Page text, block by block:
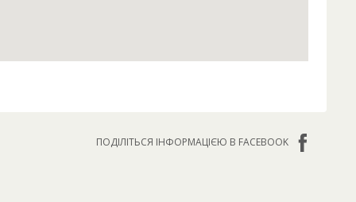
ПОДІЛІТЬСЯ ІНФОРМАЦІЄЮ В FACEBOOK